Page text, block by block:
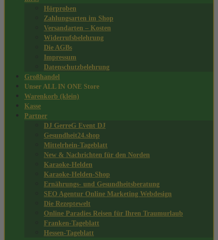
Hörproben
Zahlungsarten im Shop
Versandarten – Kosten
Widerrufsbelehrung
Die AGBs
Impressum
Datenschutzbelehrung
Großhandel
Unser ALL IN ONE Store
Warenkorb (klein)
Kasse
Partner
DJ GerreG Event DJ
Gesundheit24.shop
Mittelrhein-Tageblatt
New & Nachrichten für den Norden
Karaoke-Helden
Karaoke-Helden-Shop
Ernährungs- und Gesundheitsberatung
SEO Agentur Online Marketing Webdesign
Die Rezeptewelt
Online Paradies Reisen für Ihren Traumurlaub
Franken-Tageblatt
Hessen-Tageblatt